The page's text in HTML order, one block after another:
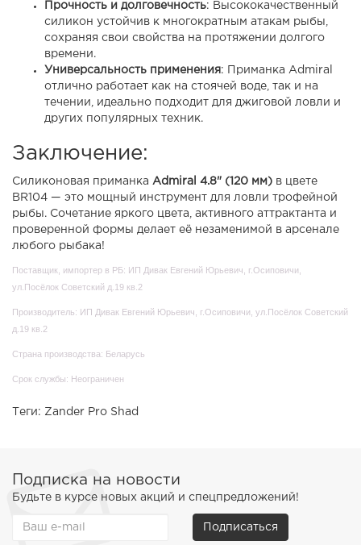
Прочность и долговечность: Высококачественный
силикон устойчив к многократным атакам рыбы,
сохраняя свои свойства на протяжении долгого
времени.
Универсальность применения: Приманка Admiral
отлично работает как на стоячей воде, так и на
течении, идеально подходит для джиговой ловли и
других популярных техник.
Заключение:
Силиконовая приманка Admiral 4.8" (120 мм) в цвете
BR104 — это мощный инструмент для ловли трофейной
рыбы. Сочетание яркого цвета, активного аттрактанта и
проверенной формы делает её незаменимой в арсенале
любого рыбака!
Поставщик, импортер в РБ: ИП Дивак Евгений Юрьевич, г.Осиповичи,
ул.Посёлок Советский д.19 кв.2
Производитель: ИП Дивак Евгений Юрьевич, г.Осиповичи, ул.Посёлок Советский
д.19 кв.2
Страна производства: Беларусь
Срок службы: Неограничен
Теги: Zander Pro Shad
Подписка на новости
Будьте в курсе новых акций и спецпредложений!
Подписаться